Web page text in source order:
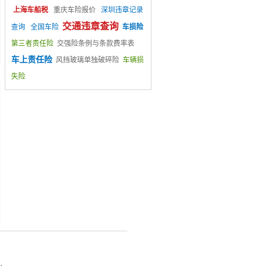
上海车船税
重庆车险报价 深圳违章记录
查询 全国车险 交通违章查询 车损险
第三者责任险 交强险条例与条款费率表
车上责任险 风挡玻璃单独破碎险 车辆损
失险